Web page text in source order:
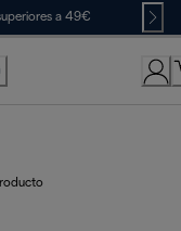
a 49€